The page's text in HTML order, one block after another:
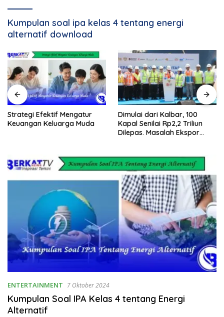
Kumpulan soal ipa kelas 4 tentang energi
alternatif download
Strategi Efektif Mengatur
Keuangan Keluarga Muda
Dimulai dari Kalbar, 100
Kapal Senilai Rp2,2 Triliun
Dilepas. Masalah Ekspor
ENTERTAINMENT 7 Oktober 2024
Kumpulan Soal IPA Kelas 4 tentang Energi
Alternatif